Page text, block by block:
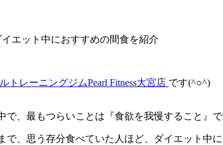
イエット中におすすめの間食を紹介
トレーニングジムPearl Fitness大宮店 です(^○^)
で、最もつらいことは『食欲を我慢すること』で
で、思う存分食べていた人ほど、ダイエット中